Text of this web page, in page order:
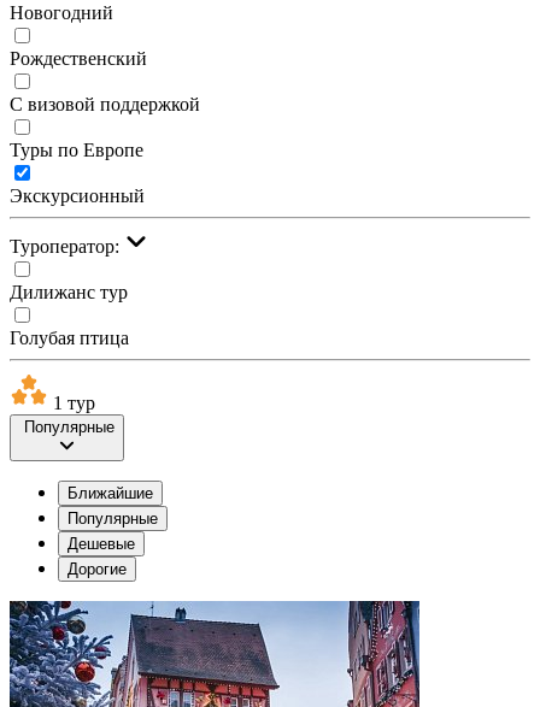
Новогодний
Рождественский
С визовой поддержкой
Туры по Европе
Экскурсионный
Туроператор:
Дилижанс тур
Голубая птица
1 тур
Популярные
Ближайшие
Популярные
Дешевые
Дорогие